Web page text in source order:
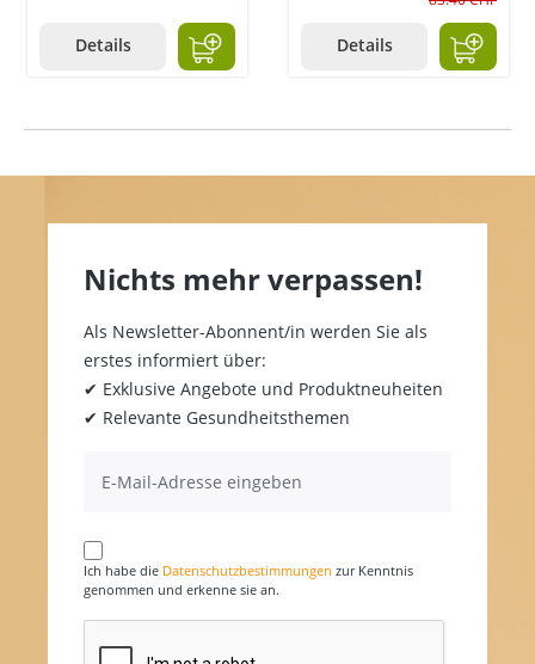
Details Details
Nichts mehr verpassen!
Als Newsletter-Abonnent/in werden Sie als
erstes informiert über:
✔ Exklusive Angebote und Produktneuheiten
✔ Relevante Gesundheitsthemen
Ich habe die Datenschutzbestimmungen zur Kenntnis
genommen und erkenne sie an.